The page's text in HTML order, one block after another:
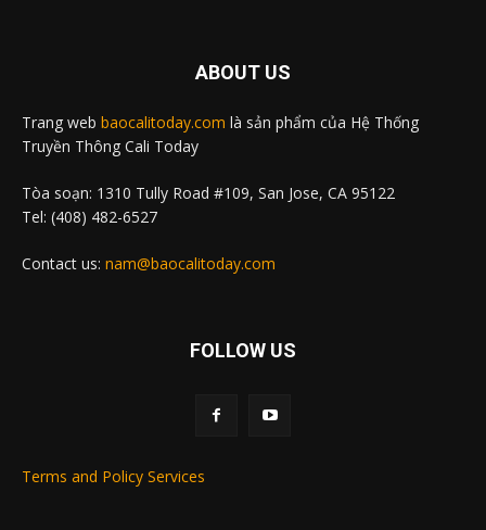
ABOUT US
Trang web baocalitoday.com là sản phẩm của Hệ Thống
Truyền Thông Cali Today
Tòa soạn: 1310 Tully Road #109, San Jose, CA 95122
Tel: (408) 482-6527
Contact us: nam@baocalitoday.com
FOLLOW US
Terms and Policy Services